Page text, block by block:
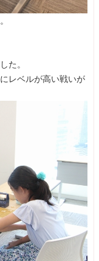
た。
レベルが高い戦いが